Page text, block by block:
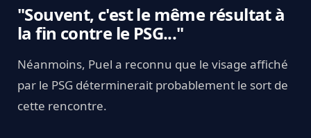
"Souvent, c'est le même résultat à
la fin contre le PSG..."
Néanmoins, Puel a reconnu que le visage affiché
par le PSG déterminerait probablement le sort de
cette rencontre.